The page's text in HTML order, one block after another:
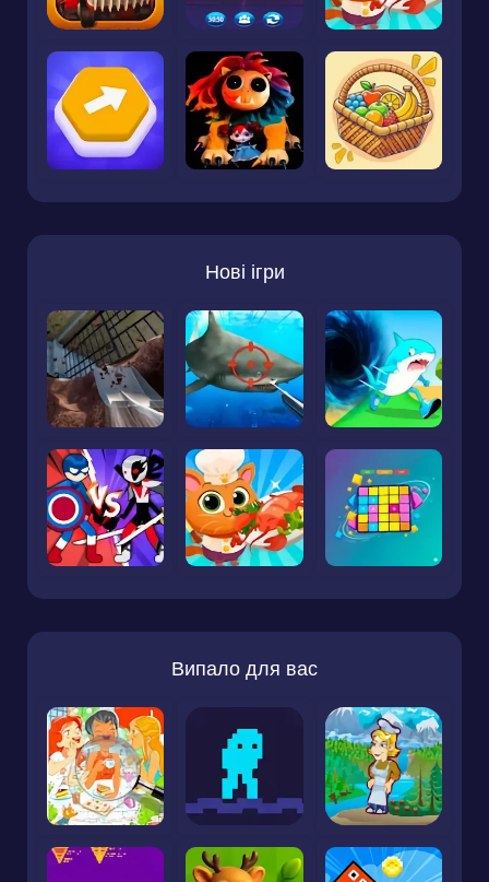
Нові ігри
Випало для вас